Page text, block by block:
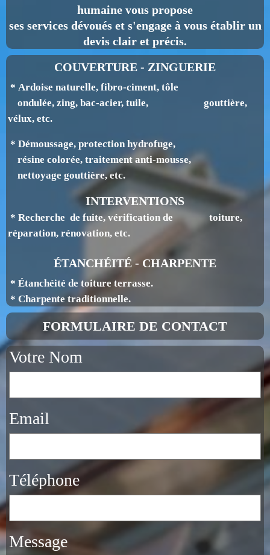
humaine vous propose
ses services dévoués et s'engage à vous établir un
devis clair et précis.
COUVERTURE - ZINGUERIE
* Ardoise naturelle, fibro-ciment, tôle
ondulée, zing, bac-acier, tuile, gouttière,
vélux, etc.
* Démoussage, protection hydrofuge,
résine colorée, traitement anti-mousse,
nettoyage gouttière, etc.
INTERVENTIONS
* Recherche de fuite, vérification de toiture,
réparation, rénovation, etc.
ÉTANCHÉITÉ - CHARPENTE
* Étanchéité de toiture terrasse.
* Charpente traditionnelle.
FORMULAIRE DE CONTACT
Votre Nom
Email
Téléphone
Message